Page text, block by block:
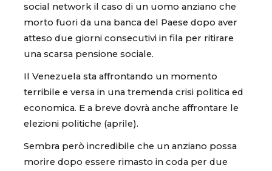
social network il caso di un uomo anziano che
morto fuori da una banca del Paese dopo aver
atteso due giorni consecutivi in fila per ritirare
una scarsa pensione sociale.
Il Venezuela sta affrontando un momento
terribile e versa in una tremenda crisi politica ed
economica. E a breve dovrà anche affrontare le
elezioni politiche (aprile).
Sembra però incredibile che un anziano possa
morire dopo essere rimasto in coda per due